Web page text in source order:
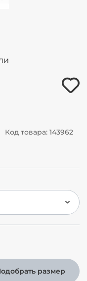
Код товара: 143962
размер